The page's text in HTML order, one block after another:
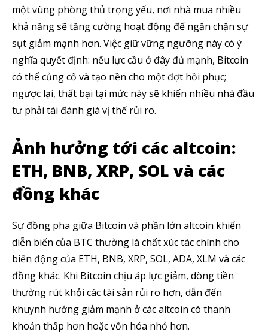
một vùng phòng thủ trọng yếu, nơi nhà mua nhiều
khả năng sẽ tăng cường hoạt động để ngăn chặn sự
sụt giảm mạnh hơn. Việc giữ vững ngưỡng này có ý
nghĩa quyết định: nếu lực cầu ở đây đủ mạnh, Bitcoin
có thể củng cố và tạo nền cho một đợt hồi phục;
ngược lại, thất bại tại mức này sẽ khiến nhiều nhà đầu
tư phải tái đánh giá vị thế rủi ro.
Ảnh hưởng tới các altcoin:
ETH, BNB, XRP, SOL và các
đồng khác
Sự đồng pha giữa Bitcoin và phần lớn altcoin khiến
diễn biến của BTC thường là chất xúc tác chính cho
biến động của ETH, BNB, XRP, SOL, ADA, XLM và các
đồng khác. Khi Bitcoin chịu áp lực giảm, dòng tiền
thường rút khỏi các tài sản rủi ro hơn, dẫn đến
khuynh hướng giảm mạnh ở các altcoin có thanh
khoản thấp hơn hoặc vốn hóa nhỏ hơn.